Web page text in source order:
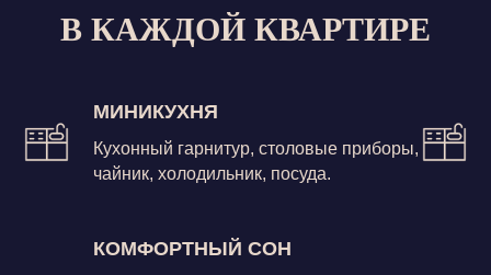
В КАЖДОЙ КВАРТИРЕ
МИНИКУХНЯ
Кухонный гарнитур, столовые приборы,
чайник, холодильник, посуда.
КОМФОРТНЫЙ СОН